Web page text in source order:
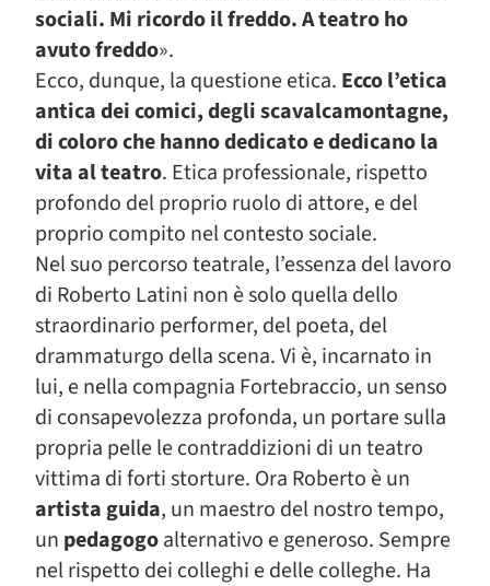
sociali. Mi ricordo il freddo. A teatro ho
avuto freddo».
Ecco, dunque, la questione etica. Ecco l’etica
antica dei comici, degli scavalcamontagne,
di coloro che hanno dedicato e dedicano la
vita al teatro. Etica professionale, rispetto
profondo del proprio ruolo di attore, e del
proprio compito nel contesto sociale.
Nel suo percorso teatrale, l’essenza del lavoro
di Roberto Latini non è solo quella dello
straordinario performer, del poeta, del
drammaturgo della scena. Vi è, incarnato in
lui, e nella compagnia Fortebraccio, un senso
di consapevolezza profonda, un portare sulla
propria pelle le contraddizioni di un teatro
vittima di forti storture. Ora Roberto è un
artista guida, un maestro del nostro tempo,
un pedagogoalternativo e generoso. Sempre
nel rispetto dei colleghi e delle colleghe. Ha